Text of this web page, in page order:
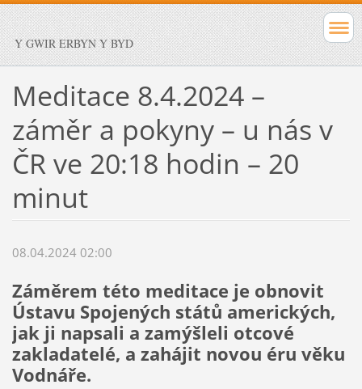
Y GWIR ERBYN Y BYD
Meditace 8.4.2024 –
záměr a pokyny – u nás v
ČR ve 20:18 hodin – 20
minut
08.04.2024 02:00
Záměrem této meditace je obnovit
Ústavu Spojených států amerických,
jak ji napsali a zamýšleli otcové
zakladatelé, a zahájit novou éru věku
Vodnáře.